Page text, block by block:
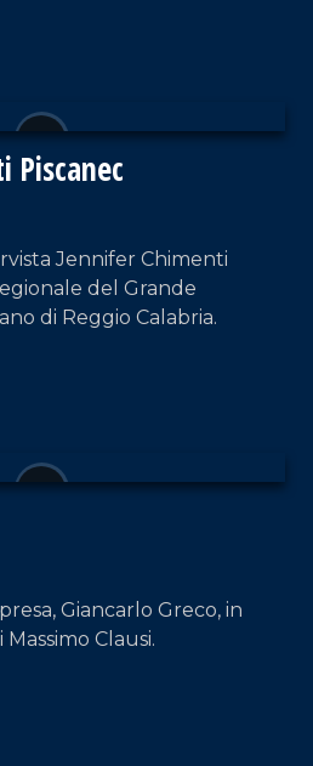
Piscanec
Jennifer Chimenti
del Grande
di Reggio Calabria.
Giancarlo Greco, in
Clausi.